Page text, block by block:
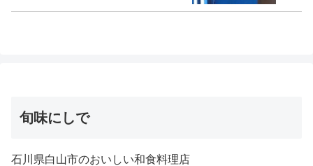
旬味にしで
石川県白山市のおいしい和食料理店